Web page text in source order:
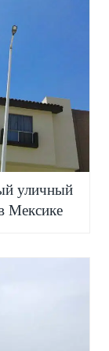
уличный
Мексике